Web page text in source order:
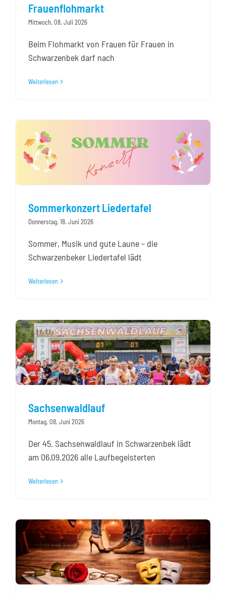
Frauenflohmarkt
Mittwoch, 08. Juli 2026
Beim Flohmarkt von Frauen für Frauen in
Schwarzenbek darf nach
Weiterlesen
Sommerkonzert Liedertafel
Donnerstag, 18. Juni 2026
Sommer, Musik und gute Laune – die
Schwarzenbeker Liedertafel lädt
Weiterlesen
Sachsenwaldlauf
Montag, 08. Juni 2026
Der 45. Sachsenwaldlauf in Schwarzenbek lädt
am 06.09.2026 alle Laufbegeisterten
Weiterlesen